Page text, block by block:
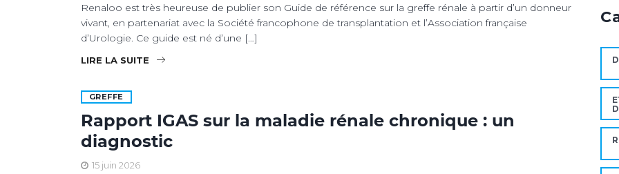
Renaloo est très heureuse de publier son Guide de référence sur la greffe rénale à partir d’un donneur
vivant, en partenariat avec la Société francophone de transplantation et l’Association française
d’Urologie. Ce guide est né d’une […]
LIRE LA SUITE
GREFFE
Rapport IGAS sur la maladie rénale chronique : un
diagnostic
15 juin 2026